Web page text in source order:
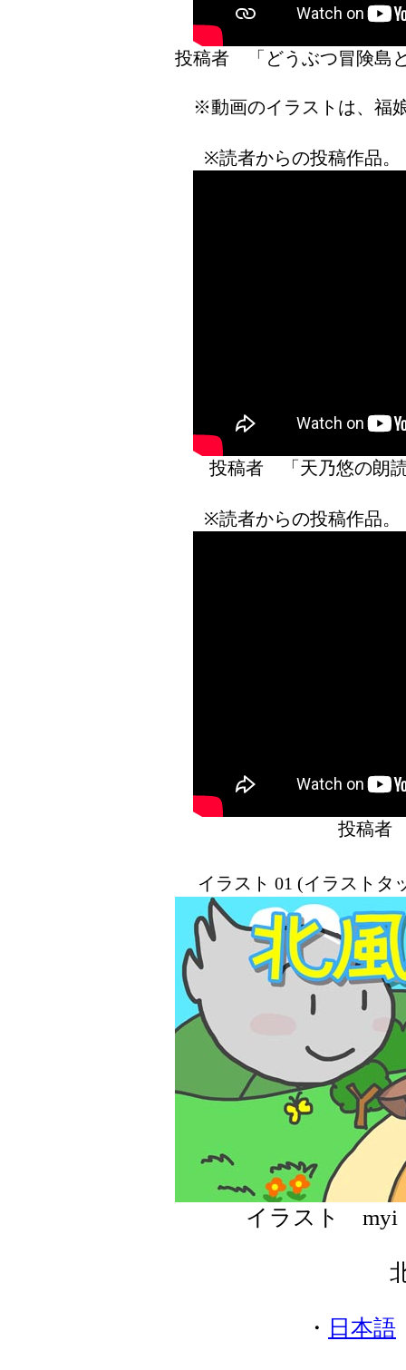
投稿者 「どうぶつ冒険
※動画のイラストは、福
※読者からの投稿作品
投稿者 「天乃悠の
※読者からの投稿作品
投稿
イラスト 01 (イラストタ
イラスト
・ 日本語